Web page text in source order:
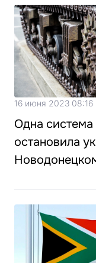
16 июня 2023 08:16
Одна
остановила